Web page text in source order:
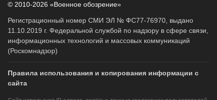
© 2010-2026 «Военное обозрение»
Регистрационный номер СМИ ЭЛ № ФС77-76970, выдано
11.10.2019 г. Федеральной службой по надзору в сфере связи,
информационных технологий и массовых коммуникаций
(Роскомнадзор)
Правила использования и копирования информации с
сайта